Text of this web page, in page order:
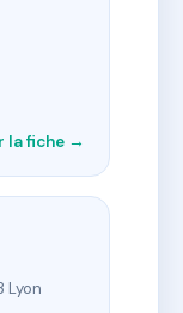
la fiche →
Lyon